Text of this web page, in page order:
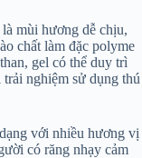
mùi hương dễ chịu,
chất làm đặc polyme
gel có thể duy trì
nghiệm sử dụng thú
với nhiều hương vị
có răng nhạy cảm